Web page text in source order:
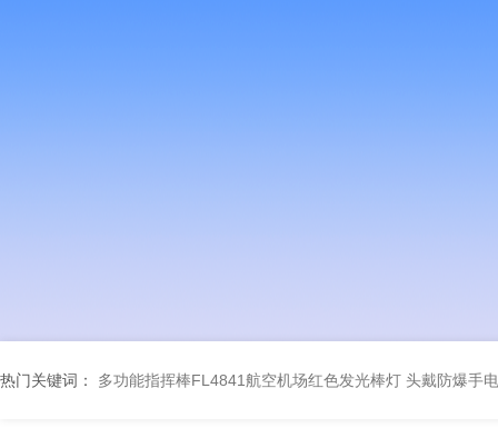
热门关键词： 多功能指挥棒FL4841航空机场红色发光棒灯 头戴防爆手